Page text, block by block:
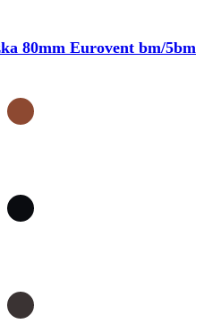
80mm Eurovent bm/5bm